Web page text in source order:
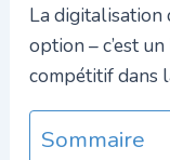
La digitalisation
option – c’est
compétitif dans
Sommaire